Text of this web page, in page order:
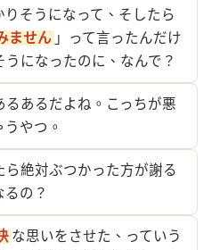
そうになって、そしたら
ません 」って言ったんだけ
うになったのに、なんで？
るあるだよね。こっちが悪
やつ。
ら絶対ぶつかった方が謝る
の？
な思いをさせた、っていう